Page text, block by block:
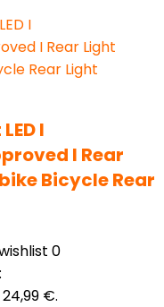
I
I Rear
Bicycle Rear
0
€.